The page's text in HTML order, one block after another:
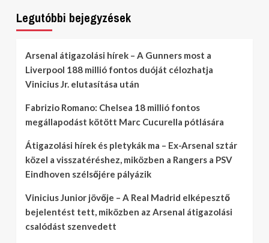
Legutóbbi bejegyzések
Arsenal átigazolási hírek – A Gunners most a
Liverpool 188 millió fontos duóját célozhatja
Vinicius Jr. elutasítása után
Fabrizio Romano: Chelsea 18 millió fontos
megállapodást kötött Marc Cucurella pótlására
Átigazolási hírek és pletykák ma – Ex-Arsenal sztár
közel a visszatéréshez, miközben a Rangers a PSV
Eindhoven szélsőjére pályázik
Vinicius Junior jövője – A Real Madrid elképesztő
bejelentést tett, miközben az Arsenal átigazolási
csalódást szenvedett